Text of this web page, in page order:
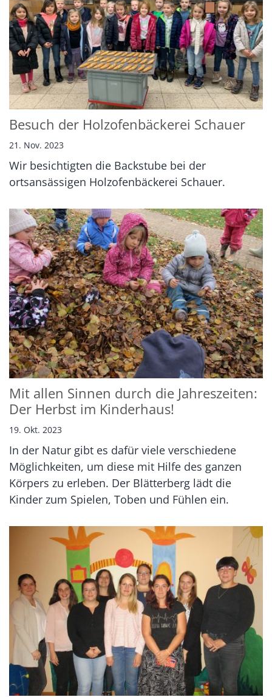
Besuch der Holzofenbäckerei Schauer
21. Nov. 2023
Wir besichtigten die Backstube bei der
ortsansässigen Holzofenbäckerei Schauer.
Mit allen Sinnen durch die Jahreszeiten:
Der Herbst im Kinderhaus!
19. Okt. 2023
In der Natur gibt es dafür viele verschiedene
Möglichkeiten, um diese mit Hilfe des ganzen
Körpers zu erleben. Der Blätterberg lädt die
Kinder zum Spielen, Toben und Fühlen ein.